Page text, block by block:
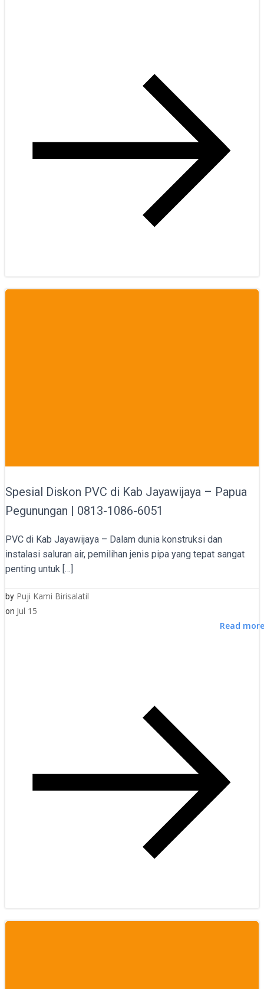
Spesial Diskon PVC di Kab Jayawijaya – Papua
Pegunungan | 0813-1086-6051
PVC di Kab Jayawijaya – Dalam dunia konstruksi dan
instalasi saluran air, pemilihan jenis pipa yang tepat sangat
penting untuk […]
by Puji Kami Birisalatil
on Jul 15
Read more